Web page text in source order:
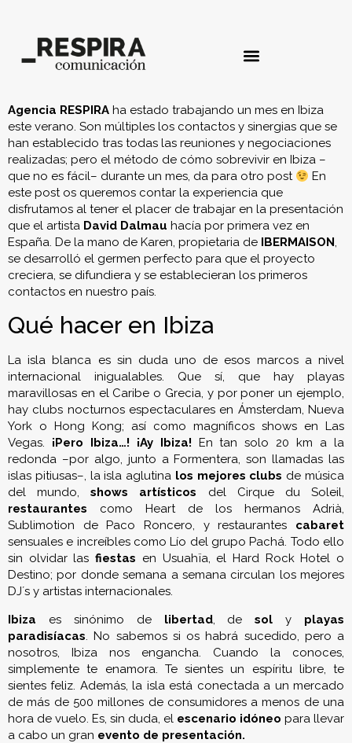
Agencia RESPIRA ha estado trabajando un mes en Ibiza
este verano. Son múltiples los contactos y sinergias que se
han establecido tras todas las reuniones y negociaciones
realizadas; pero el método de cómo sobrevivir en Ibiza –
que no es fácil– durante un mes, da para otro post
En
este post os queremos contar la experiencia que
disfrutamos al tener el placer de trabajar en la presentación
que el artista David Dalmau hacía por primera vez en
España. De la mano de Karen, propietaria de IBERMAISON,
se desarrolló el germen perfecto para que el proyecto
creciera, se difundiera y se establecieran los primeros
contactos en nuestro país.
Qué hacer en Ibiza
La isla blanca es sin duda uno de esos marcos a nivel
internacional inigualables. Que sí, que hay playas
maravillosas en el Caribe o Grecia, y por poner un ejemplo,
hay clubs nocturnos espectaculares en Ámsterdam, Nueva
York o Hong Kong; así como magníficos shows en Las
Vegas. ¡Pero Ibiza…! ¡Ay Ibiza! En tan solo 20 km a la
redonda –por algo, junto a Formentera, son llamadas las
islas pitiusas–, la isla aglutina los mejores clubs de música
del mundo,shows artísticos del Cirque du Soleil,
restaurantes como Heart de los hermanos Adrià,
Sublimotion de Paco Roncero, y restaurantes cabaret
sensuales e increíbles como Lío del grupo Pachá. Todo ello
sin olvidar lasfiestas en Usuahïa, el Hard Rock Hotel o
Destino; por donde semana a semana circulan los mejores
DJ´s y artistas internacionales.
Ibiza es sinónimo de libertad, desol y playas
paradisíacas. No sabemos si os habrá sucedido, pero a
nosotros, Ibiza nos engancha. Cuando la conoces,
simplemente te enamora. Te sientes un espíritu libre, te
sientes feliz. Además, la isla está conectada a un mercado
de más de 500 millones de consumidores a menos de una
hora de vuelo. Es, sin duda, el escenario idóneo para llevar
a cabo un gran evento de presentación.